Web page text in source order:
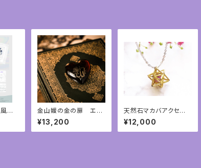
水
金山媛の金の扉 エネ
ルギーアチューンメント
¥13,200
天然石マカバアクセサリ
ー 神聖幾何学アクセ
サリー
¥12,000